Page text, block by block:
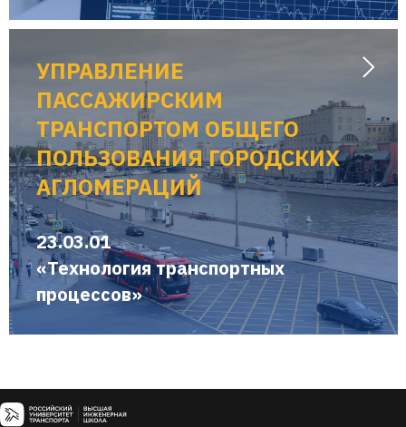
УПРАВЛЕНИЕ
ПАССАЖИРСКИМ
ТРАНСПОРТОМ ОБЩЕГО
ПОЛЬЗОВАНИЯ ГОРОДСКИХ
АГЛОМЕРАЦИЙ
23.03.01
«Технология транспортных
процессов»